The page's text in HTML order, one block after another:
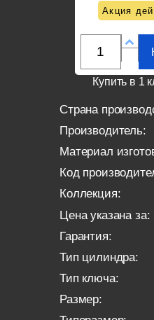
Акция
Купить в 1
Страна
Производитель:
Материал
Код
Коллекция:
Цена указана за:
Гарантия:
Тип цилиндра:
Тип ключа:
Размер: